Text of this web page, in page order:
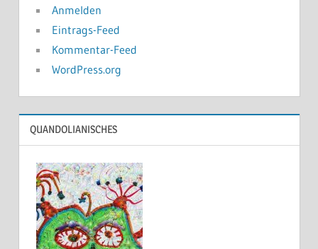
Anmelden
Eintrags-Feed
Kommentar-Feed
WordPress.org
QUANDOLIANISCHES